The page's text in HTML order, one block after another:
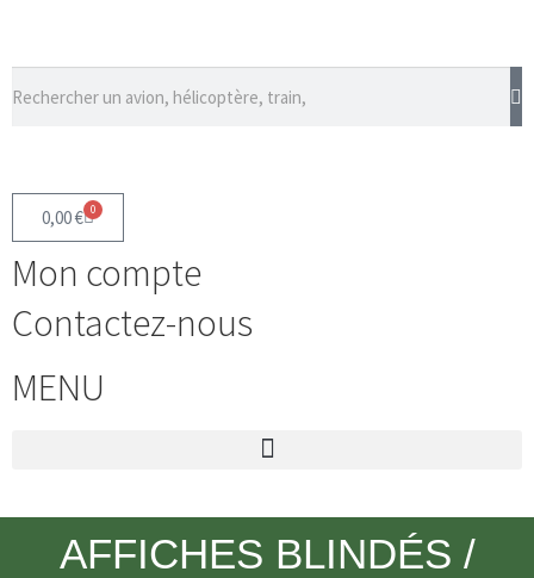
0,00€ 0
Mon compte
Contactez-nous
MENU
AFFICHES BLINDÉS /